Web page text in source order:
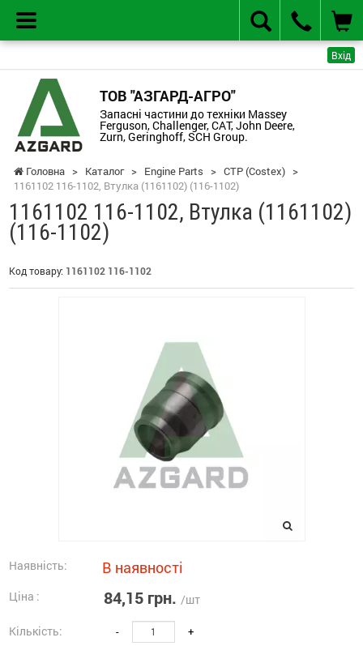
Вхід
ТОВ "АЗГАРД-АГРО"
Запасні частини до техніки Massey
Ferguson, Challenger, CAT, John Deere,
Zurn, Geringhoff, SCH Group.
Головна > Каталог > Engine Parts > CTP (Costex) >
1161102 116-1102, Втулка (1161102) (116-1102)
1161102 116-1102, Втулка (1161102)
(116-1102)
Код товару: 1161102 116-1102
Наявність: В наявності
Ціна : 84,15 грн. /шт
Кількість: - +